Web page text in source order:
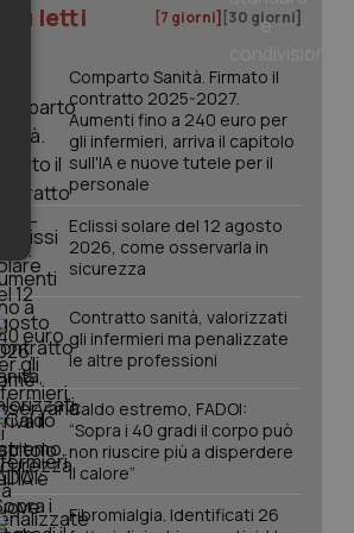
I più letti [7 giorni] [30 giorni]
Comparto Sanità. Firmato il
contratto 2025-2027.
Aumenti fino a 240 euro per
gli infermieri, arriva il capitolo
sull'IA e nuove tutele per il
personale
Eclissi solare del 12 agosto
2026, come osservarla in
sicurezza
Contratto sanità, valorizzati
gli infermieri ma penalizzate
le altre professioni
Caldo estremo, FADOI:
“Sopra i 40 gradi il corpo può
non riuscire più a disperdere
il calore”
Fibromialgia. Identificati 26